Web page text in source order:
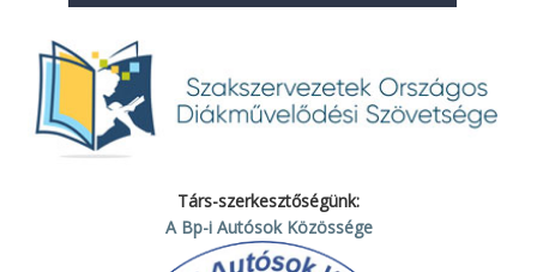
Társ-szerkesztőségünk:
A Bp-i Autósok Közössége